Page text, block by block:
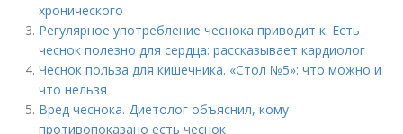
хронического
Регулярное употребление чеснока приводит к. Есть
чеснок полезно для сердца: рассказывает кардиолог
Чеснок польза для кишечника. «Стол №5»: что можно и
что нельзя
Вред чеснока. Диетолог объяснил, кому
противопоказано есть чеснок